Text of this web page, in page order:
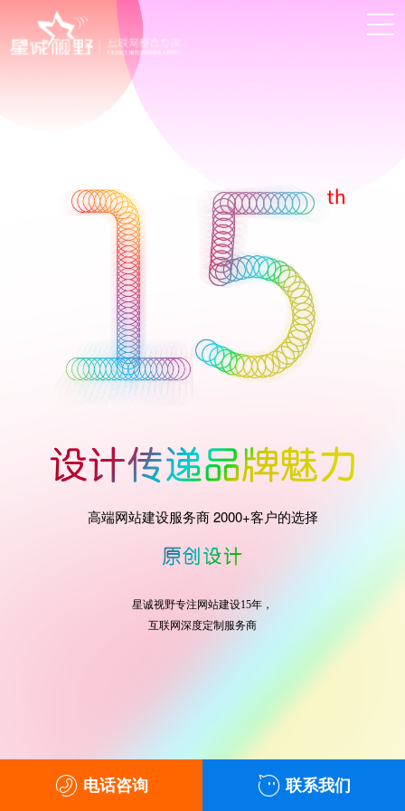
高端网站建设服务商 2000+客户的选择
星诚视野专注网站建设15年，
互联网深度定制服务商
电话咨询 联系我们